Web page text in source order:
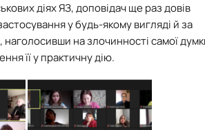
діях ЯЗ, доповідач ще раз довів
у будь-якому вигляді й за
на злочинності самої
її у практичну дію.